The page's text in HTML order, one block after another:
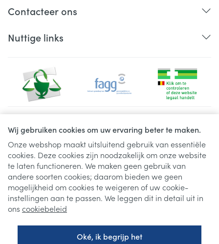
Wij gebruiken cookies om uw ervaring beter te maken.
Onze webshop maakt uitsluitend gebruik van essentiële
cookies. Deze cookies zijn noodzakelijk om onze website
te laten functioneren. We maken geen gebruik van
andere soorten cookies; daarom bieden we geen
mogelijkheid om cookies te weigeren of uw cookie-
instellingen aan te passen. We leggen dit in detail uit in
ons cookiebeleid
Oké, ik begrijp het
Contacteer ons
Nuttige links
Juridische links